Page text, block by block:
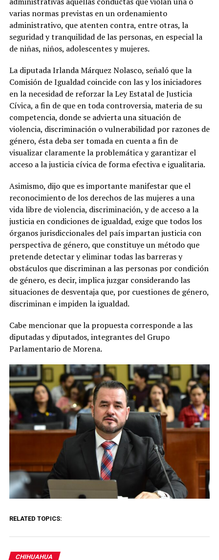
varias normas previstas en un ordenamiento
administrativo, que atenten contra, entre otras, la
seguridad y tranquilidad de las personas, en especial la
de niñas, niños, adolescentes y mujeres.
La diputada Irlanda Márquez Nolasco, señaló que la
Comisión de Igualdad coincide con las y los iniciadores
en la necesidad de reforzar la Ley Estatal de Justicia
Cívica, a fin de que en toda controversia, materia de su
competencia, donde se advierta una situación de
violencia, discriminación o vulnerabilidad por razones de
género, ésta deba ser tomada en cuenta a fin de
visualizar claramente la problemática y garantizar el
acceso a la justicia cívica de forma efectiva e igualitaria.
Asimismo, dijo que es importante manifestar que el
reconocimiento de los derechos de las mujeres a una
vida libre de violencia, discriminación, y de acceso a la
justicia en condiciones de igualdad, exige que todos los
órganos jurisdiccionales del país impartan justicia con
perspectiva de género, que constituye un método que
pretende detectar y eliminar todas las barreras y
obstáculos que discriminan a las personas por condición
de género, es decir, implica juzgar considerando las
situaciones de desventaja que, por cuestiones de género,
discriminan e impiden la igualdad.
Cabe mencionar que la propuesta corresponde a las
diputadas y diputados, integrantes del Grupo
Parlamentario de Morena.
RELATED TOPICS:
CHIHUAHUA